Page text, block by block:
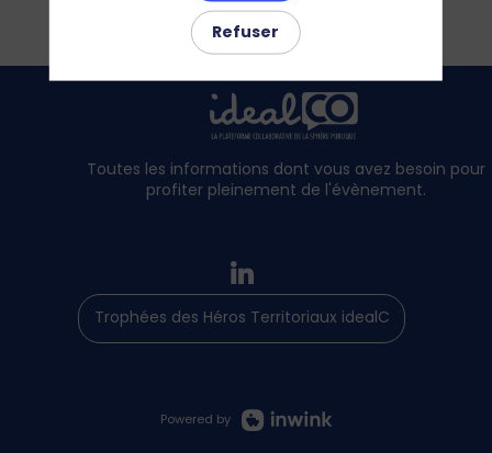
Toutes les informations dont vous avez besoin pour
profiter pleinement de l'évènement.
Trophées des Héros Territoriaux idealCO
Powered by
Refuser